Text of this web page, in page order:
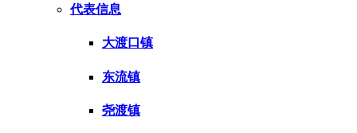
代表信息
大渡口镇
东流镇
尧渡镇